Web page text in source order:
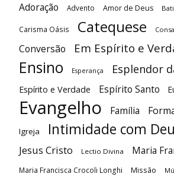
Adoração Advento Amor de Deus
Carisma Oásis Catequese
Conversão Em Espírito e
Ensino Esperança Esplendor
Espírito e Verdade Espírito Santo
Evangelho Família
Igreja Intimidade com
Jesus Cristo Lectio Divina Maria
Maria Francisca Crocoli Longhi Missão